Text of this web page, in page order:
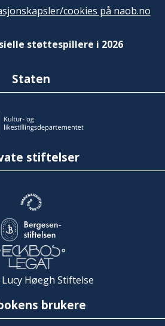
cookies på naob.no
støttespillere i 2026
Staten
stiftelser
Høegh Stiftelse
brukere